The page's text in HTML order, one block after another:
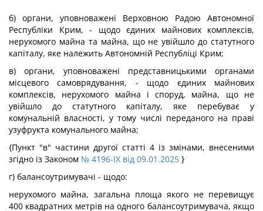
б) органи, уповноважені Верховною Радою Автономної
Республіки Крим, - щодо єдиних майнових комплексів,
нерухомого майна та майна, що не увійшло до статутного
капіталу, яке належить Автономній Республіці Крим;
в) органи, уповноважені представницькими органами
місцевого самоврядування, - щодо єдиних майнових
комплексів, нерухомого майна і споруд, майна, що не
увійшло до статутного капіталу, яке перебуває у
комунальній власності, у тому числі переданого на праві
узуфрукта комунального майна;
{Пункт "в" частини другої статті 4 із змінами, внесеними
згідно із Законом № 4196-IX від 09.01.2025 }
г) балансоутримувачі - щодо:
нерухомого майна, загальна площа якого не перевищує
400 квадратних метрів на одного балансоутримувача, якщо